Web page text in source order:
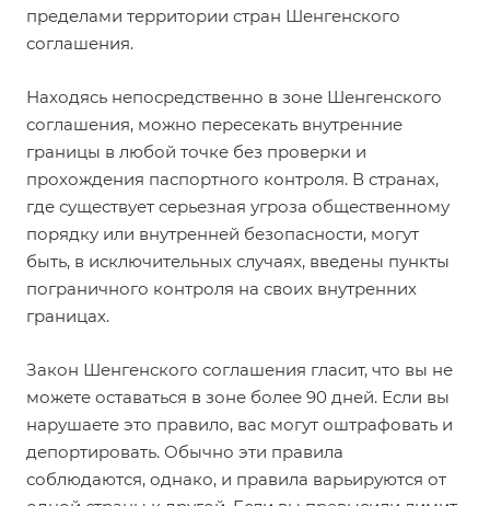
пределами территории стран Шенгенского
соглашения.
Находясь непосредственно в зоне Шенгенского
соглашения, можно пересекать внутренние
границы в любой точке без проверки и
прохождения паспортного контроля. В странах,
где существует серьезная угроза общественному
порядку или внутренней безопасности, могут
быть, в исключительных случаях, введены пункты
пограничного контроля на своих внутренних
границах.
Закон Шенгенского соглашения гласит, что вы не
можете оставаться в зоне более 90 дней. Если вы
нарушаете это правило, вас могут оштрафовать и
депортировать. Обычно эти правила
соблюдаются, однако, и правила варьируются от